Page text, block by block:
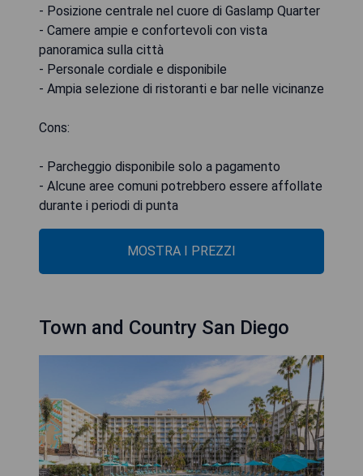
- Posizione centrale nel cuore di Gaslamp Quarter
- Camere ampie e confortevoli con vista
panoramica sulla città
- Personale cordiale e disponibile
- Ampia selezione di ristoranti e bar nelle vicinanze
Cons:
- Parcheggio disponibile solo a pagamento
- Alcune aree comuni potrebbero essere affollate
durante i periodi di punta
MOSTRA I PREZZI
Town and Country San Diego